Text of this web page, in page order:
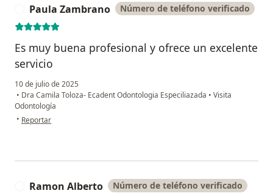
Paula Zambrano Número de teléfono verificado
Es muy buena profesional y ofrece un excelente
servicio
10 de julio de 2025
• Dra Camila Toloza- Ecadent Odontologia Especiliazada • Visita
Odontología
• en opinión del usuario Paula Zambrano
Reportar
Ramon Alberto Número de teléfono verificado